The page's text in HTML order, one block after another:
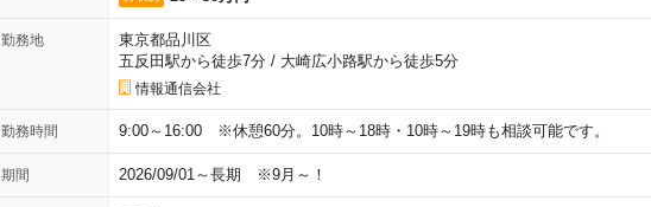
勤務地
東京都品川区
五反田駅から徒歩7分/ 大崎広小路駅から徒歩5分
情報通信会社
勤務時間 9:00～16:00 ※休憩60分。10時～18時・10時～19時も相談可能です。
期間 2026/09/01～長期 ※9月～！